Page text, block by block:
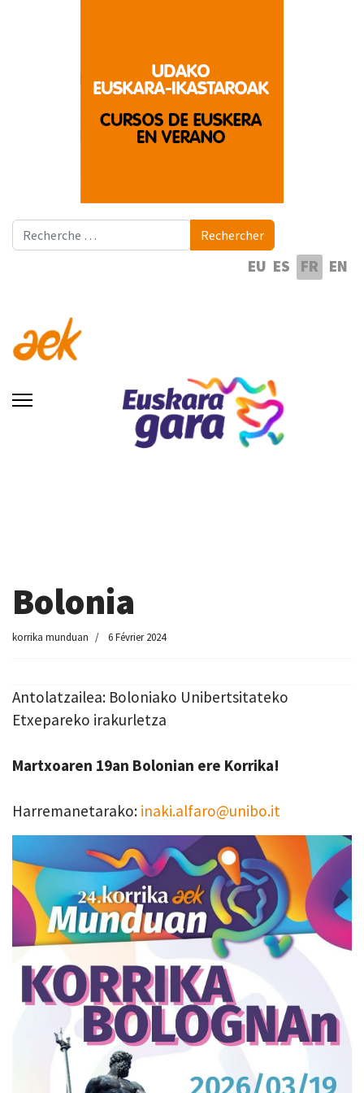
Rechercher Rechercher
EU ES FR EN
Bolonia
korrika munduan 6 Février 2024
Antolatzailea: Boloniako Unibertsitateko
Etxepareko irakurletza
Martxoaren 19an Bolonian ere Korrika!
Harremanetarako: inaki.alfaro@unibo.it